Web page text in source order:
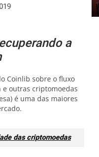
a
Coinlib sobre o fluxo
outras criptomoedas
é uma das maiores
das criptomoedas